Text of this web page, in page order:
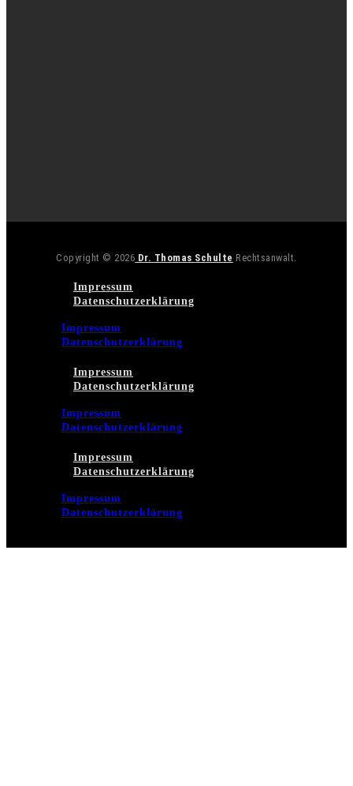
Copyright © 2026 Dr. Thomas Schulte Rechtsanwalt.
Impressum
Datenschutzerklärung
Impressum
Datenschutzerklärung
Impressum
Datenschutzerklärung
Impressum
Datenschutzerklärung
Impressum
Datenschutzerklärung
Impressum
Datenschutzerklärung